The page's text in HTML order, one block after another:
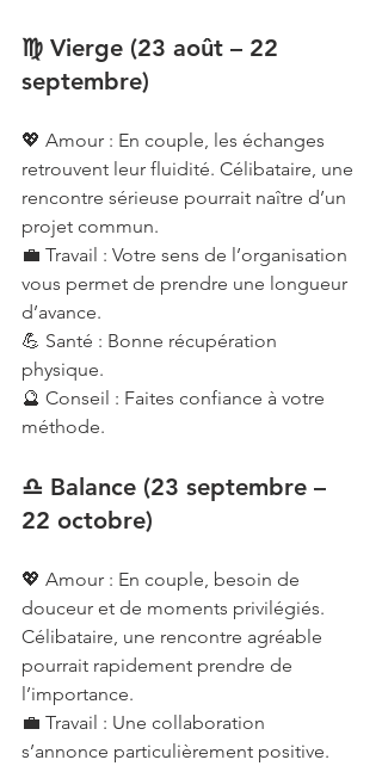
♍ Vierge (23 août – 22
septembre)
💖 Amour : En couple, les échanges
retrouvent leur fluidité. Célibataire, une
rencontre sérieuse pourrait naître d’un
projet commun.
💼 Travail : Votre sens de l’organisation
vous permet de prendre une longueur
d’avance.
💪 Santé : Bonne récupération
physique.
🔮 Conseil : Faites confiance à votre
méthode.
♎ Balance (23 septembre –
22 octobre)
💖 Amour : En couple, besoin de
douceur et de moments privilégiés.
Célibataire, une rencontre agréable
pourrait rapidement prendre de
l’importance.
💼 Travail : Une collaboration
s’annonce particulièrement positive.